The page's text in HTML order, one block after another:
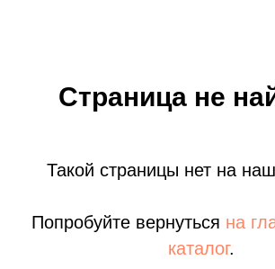
Страница не
Такой страницы нет на
Попробуйте вернуться на
каталог.